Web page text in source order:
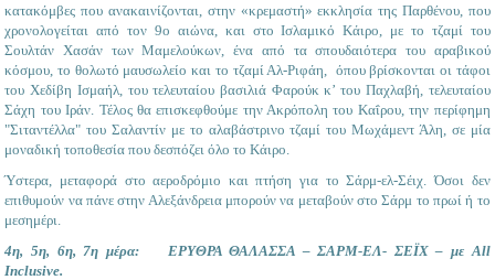
κατακόμβες που ανακαινίζονται, στην «κρεμαστή» εκκλησία της Παρθένου, που
χρονολογείται από τον 9ο αιώνα, και στο Ισλαμικό Κάιρο, με το τζαμί του
Σουλτάν Χασάν των Μαμελούκων, ένα από τα σπουδαιότερα του αραβικού
κόσμου, το θολωτό μαυσωλείο και το τζαμί Αλ-Ριφάη, όπου βρίσκονται οι τάφοι
του Χεδίβη Ισμαήλ, του τελευταίου βασιλιά Φαρούκ κ’ του Παχλαβή, τελευταίου
Σάχη του Ιράν. Τέλος θα επισκεφθούμε την Ακρόπολη του Καΐρου, την περίφημη
"Σιταντέλλα" του Σαλαντίν με το αλαβάστρινο τζαμί του Μωχάμεντ Άλη, σε μία
μοναδική τοποθεσία που δεσπόζει όλο το Κάιρο.
Ύστερα, μεταφορά στο αεροδρόμιο και πτήση για το Σάρμ-ελ-Σέιχ. Όσοι δεν
επιθυμούν να πάνε στην Αλεξάνδρεια μπορούν να μεταβούν στο Σάρμ το πρωί ή το
μεσημέρι.
4η, 5η, 6η, 7η μέρα: ΕΡΥΘΡΑ ΘΑΛΑΣΣΑ – ΣΑΡΜ-ΕΛ- ΣΕΪΧ – με All
Inclusive.